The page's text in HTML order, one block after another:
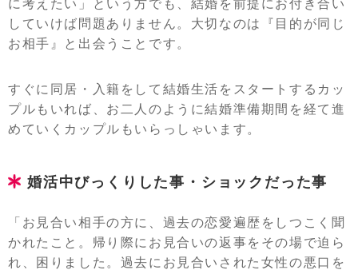
に考えたい」という方でも、結婚を前提にお付き合い
していけば問題ありません。大切なのは『目的が同じ
お相手』と出会うことです。
すぐに同居・入籍をして結婚生活をスタートするカッ
プルもいれば、お二人のように結婚準備期間を経て進
めていくカップルもいらっしゃいます。
婚活中びっくりした事・ショックだった事
「お見合い相手の方に、過去の恋愛遍歴をしつこく聞
かれたこと。帰り際にお見合いの返事をその場で迫ら
れ、困りました。過去にお見合いされた女性の悪口を